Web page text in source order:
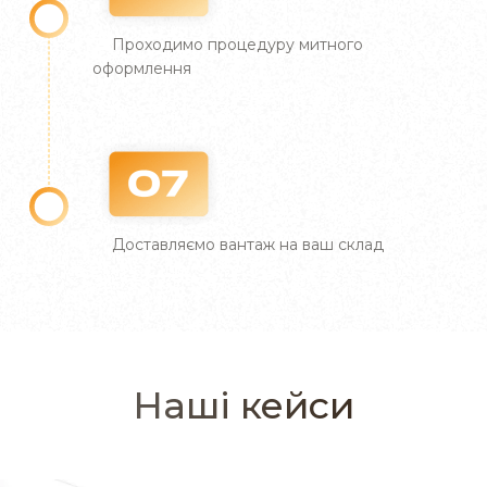
потрібно.
Наша транспортно-логістична компанія
гарантує помірні розцінки. Ви фінансово
захищені, адже підписання договору та
протоколу погодження ціни фіксує вартість та
терміни виконання послуги. Щоб дізнатися
суму до сплати, зазначте у формі дані щодо
маршруту (точки завантаження та
розвантаження), ваги та розмірів (об’єму)
Нацбанку (на момент доставки). Якщо робите
Проходимо процедуру митного
оформлення
Доставляємо вантаж на ваш склад
Наші кейси